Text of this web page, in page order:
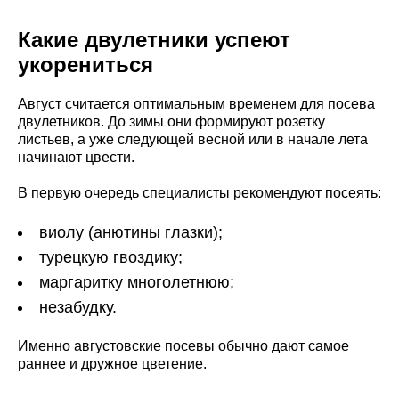
Какие двулетники успеют
укорениться
Август считается оптимальным временем для посева
двулетников. До зимы они формируют розетку
листьев, а уже следующей весной или в начале лета
начинают цвести.
В первую очередь специалисты рекомендуют посеять:
виолу (анютины глазки);
турецкую гвоздику;
маргаритку многолетнюю;
незабудку.
Именно августовские посевы обычно дают самое
раннее и дружное цветение.